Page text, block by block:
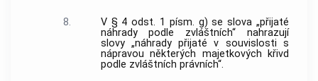
8.
V § 4 odst. 1 písm. g) se slova „přijaté
náhrady podle zvláštních“ nahrazují
slovy „náhrady přijaté v souvislosti s
nápravou některých majetkových křivd
podle zvláštních právních“.